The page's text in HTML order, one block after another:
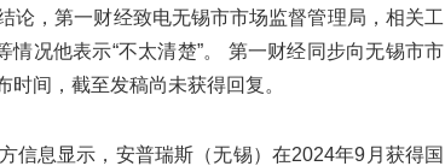
论，第一财经致电无锡市市场监督管理局，相关工
况他表示“不太清楚”。 第一财经同步向无锡市市
间，截至发稿尚未获得回复。
信息显示，安普瑞斯（无锡）在2024年9月获得国